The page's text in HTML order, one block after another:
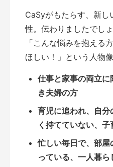
CaSyがもたらす、新
性。伝わりましたでし
「こんな悩みを抱える
ほしい！」という人物
仕事と家事の両立
き夫婦の方
育児に追われ、自
く持てていない、
忙しい毎日で、部
っている、一人暮ら